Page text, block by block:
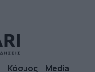
Κόσμος Media